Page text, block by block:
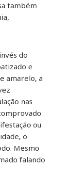
também
do
e
amarelo, a
nas
ou
o
Mesmo
falando